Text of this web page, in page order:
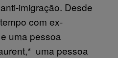
imigração. Desde
com ex-
uma pessoa
uma pessoa